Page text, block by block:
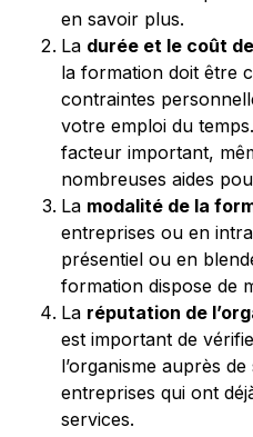
en savoir plus.
La durée et le coût
la formation doit être
contraintes
votre emploi du
facteur important,
nombreuses aides
La modalité de la
entreprises ou en
présentiel ou en
formation dispose de
La réputation de
est important de
l’organisme auprès
entreprises qui ont
services.